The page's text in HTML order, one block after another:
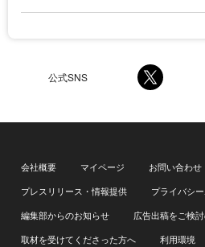
公式SNS
会社概要 マイページ
お問い合わせ
プレスリリース・情報提供
プライバシ
編集部からのお知らせ
広告出稿をご検
取材を受けてくださった方へ
利用環境